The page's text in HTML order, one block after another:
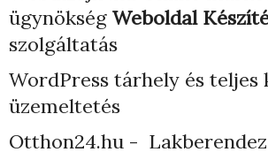
ügynökség Weboldal
szolgáltatás
WordPress tárhely és teljes
üzemeltetés
Otthon24.hu -